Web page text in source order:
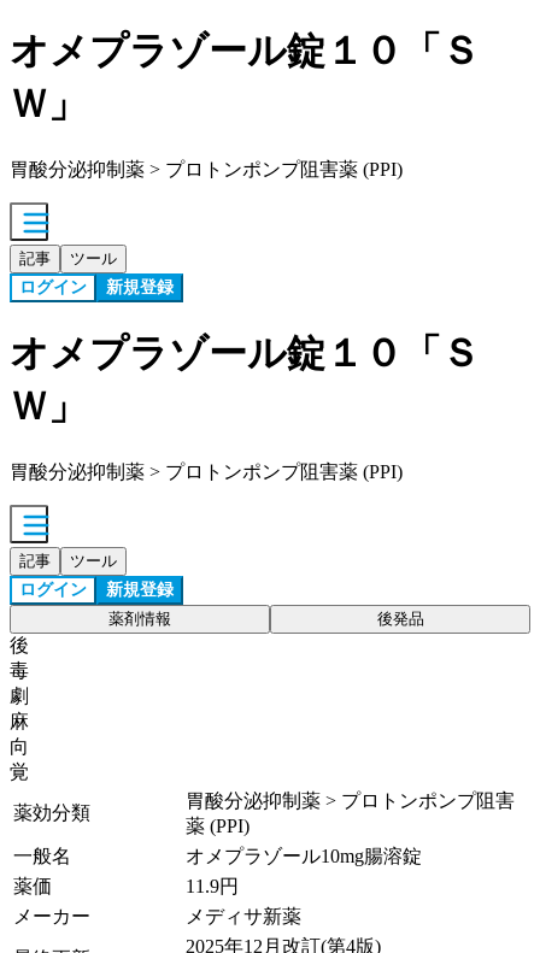
オメプラゾール錠１０「Ｓ
Ｗ」
胃酸分泌抑制薬 > プロトンポンプ阻害薬 (PPI)
記事 ツール
ログイン 新規登録
オメプラゾール錠１０「Ｓ
Ｗ」
胃酸分泌抑制薬 > プロトンポンプ阻害薬 (PPI)
記事 ツール
ログイン 新規登録
薬剤情報 後発品
後
毒
劇
麻
向
覚
薬効分類
胃酸分泌抑制薬 > プロトンポンプ阻害
薬 (PPI)
一般名
オメプラゾール10mg腸溶錠
薬価
11.9円
メーカー
メディサ新薬
2025年12月改訂(第4版)